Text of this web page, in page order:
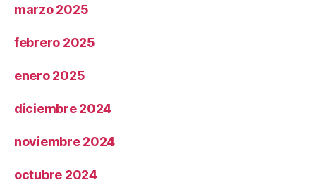
marzo 2025
febrero 2025
enero 2025
diciembre 2024
noviembre 2024
octubre 2024